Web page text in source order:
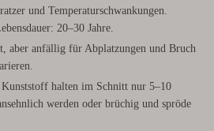
und Temperaturschwankungen.
20–30 Jahre.
aber anfällig für Abplatzungen und Bruch
Kunststoff halten im Schnitt nur 5–10
werden oder brüchig und spröde